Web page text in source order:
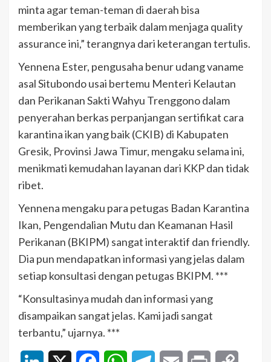
minta agar teman-teman di daerah bisa
memberikan yang terbaik dalam menjaga quality
assurance ini,” terangnya dari keterangan tertulis.
Yennena Ester, pengusaha benur udang vaname
asal Situbondo usai bertemu Menteri Kelautan
dan Perikanan Sakti Wahyu Trenggono dalam
penyerahan berkas perpanjangan sertifikat cara
karantina ikan yang baik (CKIB) di Kabupaten
Gresik, Provinsi Jawa Timur, mengaku selama ini,
menikmati kemudahan layanan dari KKP dan tidak
ribet.
Yennena mengaku para petugas Badan Karantina
Ikan, Pengendalian Mutu dan Keamanan Hasil
Perikanan (BKIPM) sangat interaktif dan friendly.
Dia pun mendapatkan informasi yang jelas dalam
setiap konsultasi dengan petugas BKIPM. ***
“Konsultasinya mudah dan informasi yang
disampaikan sangat jelas. Kami jadi sangat
terbantu,” ujarnya. ***